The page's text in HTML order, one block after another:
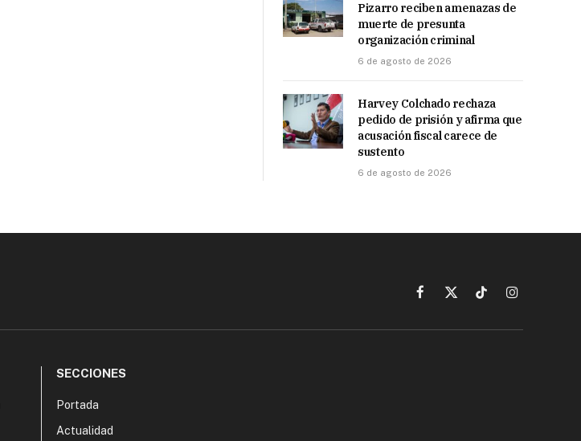
Pizarro reciben amenazas de
muerte de presunta
organización criminal
6 de agosto de 2026
Harvey Colchado rechaza
pedido de prisión y afirma que
acusación fiscal carece de
sustento
6 de agosto de 2026
Facebook
X
TikTokInstagram
SECCIONES
Portada
Actualidad